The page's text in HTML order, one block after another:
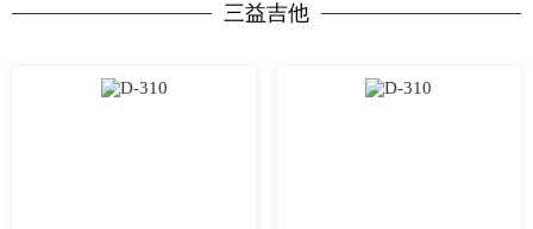
三益吉他